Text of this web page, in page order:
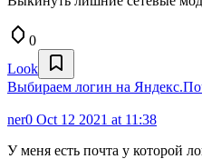
0
Look
Выбираем логин на
ner0 Oct 12 2021 at 11:38
У меня есть почта у которой